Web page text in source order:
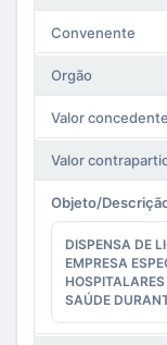
Convenente
Orgão
Valor concedente
Valor
Objeto/
DISPENSA DE
EMPRESA
SAÚDE